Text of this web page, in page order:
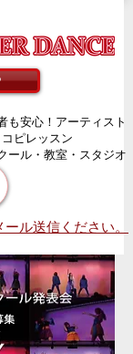
ル送信ください。
も安心！アーティスト
ピレッスン
ール・教室・スタジオ